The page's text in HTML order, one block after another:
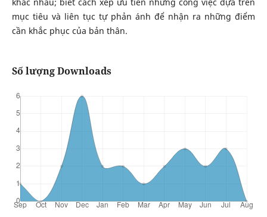
mục tiêu và liên tục tự phản ánh để nhận ra những điểm
cần khắc phục của bản thân.
Số lượng Downloads